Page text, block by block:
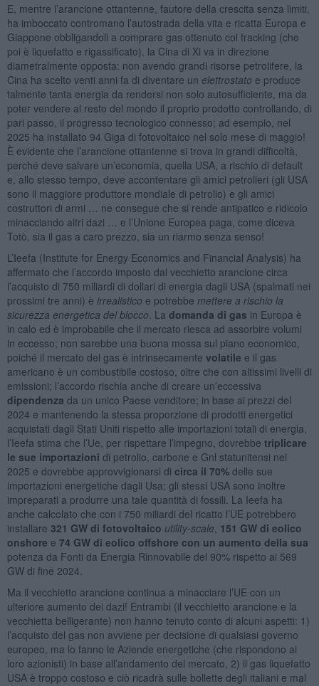
E, mentre l’arancione ottantenne, fautore della crescita senza limiti,
ha imboccato contromano l’autostrada della vita e ricatta Europa e
Giappone obbligandoli a comprare gas ottenuto col fracking (che
poi è liquefatto e rigassificato), la Cina di Xi va in direzione
diametralmente opposta: non avendo grandi risorse petrolifere, la
Cina ha scelto venti anni fa di diventare un elettrostato e produce
talmente tanta energia da rendersi non solo autosufficiente, ma da
poter vendere al resto del mondo il proprio prodotto controllando, di
pari passo, il progresso tecnologico connesso; ad esempio, nel
2025 ha installato 94 Giga di fotovoltaico nel solo mese di maggio!
È evidente che l’arancione ottantenne si trova in grandi difficoltà,
perché deve salvare un’economia, quella USA, a rischio di default
e, allo stesso tempo, deve accontentare gli amici petrolieri (gli USA
sono il maggiore produttore mondiale di petrolio) e gli amici
costruttori di armi … ne consegue che si rende antipatico e ridicolo
minacciando altri dazi … e l’Unione Europea paga, come diceva
Totò, sia il gas a caro prezzo, sia un riarmo senza senso!
L’Ieefa (Institute for Energy Economics and Financial Analysis) ha
affermato che l’accordo imposto dal vecchietto arancione circa
l’acquisto di 750 miliardi di dollari di energia dagli USA (spalmati nei
prossimi tre anni) è irrealistico e potrebbe mettere a rischio la
sicurezza energetica del blocco . La domanda di gas in Europa è
in calo ed è improbabile che il mercato riesca ad assorbire volumi
in eccesso; non sarebbe una buona mossa sul piano economico,
poiché il mercato del gas è intrinsecamente volatile e il gas
americano è un combustibile costoso, oltre che con altissimi livelli di
emissioni; l’accordo rischia anche di creare un’eccessiva
dipendenza da un unico Paese venditore; in base ai prezzi del
2024 e mantenendo la stessa proporzione di prodotti energetici
acquistati dagli Stati Uniti rispetto alle importazioni totali di energia,
l’Ieefa stima che l’Ue, per rispettare l’impegno, dovrebbe triplicare
le sue importazioni di petrolio, carbone e Gnl statunitensi nel
2025 e dovrebbe approvvigionarsi di circa il 70%delle sue
importazioni energetiche dagli Usa; gli stessi USA sono inoltre
impreparati a produrre una tale quantità di fossili. La Ieefa ha
anche calcolato che con i 750 miliardi del ricatto l’UE potrebbero
installare 321 GW di fotovoltaico utility-scale 151 GW di eolico
onshore e 74 GW di eolico offshore con un aumento della sua
potenza da Fonti da Energia Rinnovabile del 90% rispetto ai 569
GW di fine 2024.
Ma il vecchietto arancione continua a minacciare l’UE con un
ulteriore aumento dei dazi! Entrambi (il vecchietto arancione e la
vecchietta belligerante) non hanno tenuto conto di alcuni aspetti: 1)
l’acquisto del gas non avviene per decisione di qualsiasi governo
europeo, ma lo fanno le Aziende energetiche (che rispondono ai
loro azionisti) in base all’andamento del mercato, 2) il gas liquefatto
USA è troppo costoso e ciò ricadrà sulle bollette degli italiani e mal